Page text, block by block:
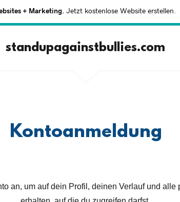
+ Marketing. Jetzt kostenlose Website erstellen.
standupagainstbullies.com
Kontoanmeldung
an, um auf dein Profil, deinen Verlauf und alle